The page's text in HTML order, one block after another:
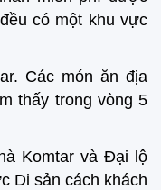
có một khu vực
Các món ăn địa
thấy trong vòng 5
Komtar và Đại lộ
Di sản cách khách